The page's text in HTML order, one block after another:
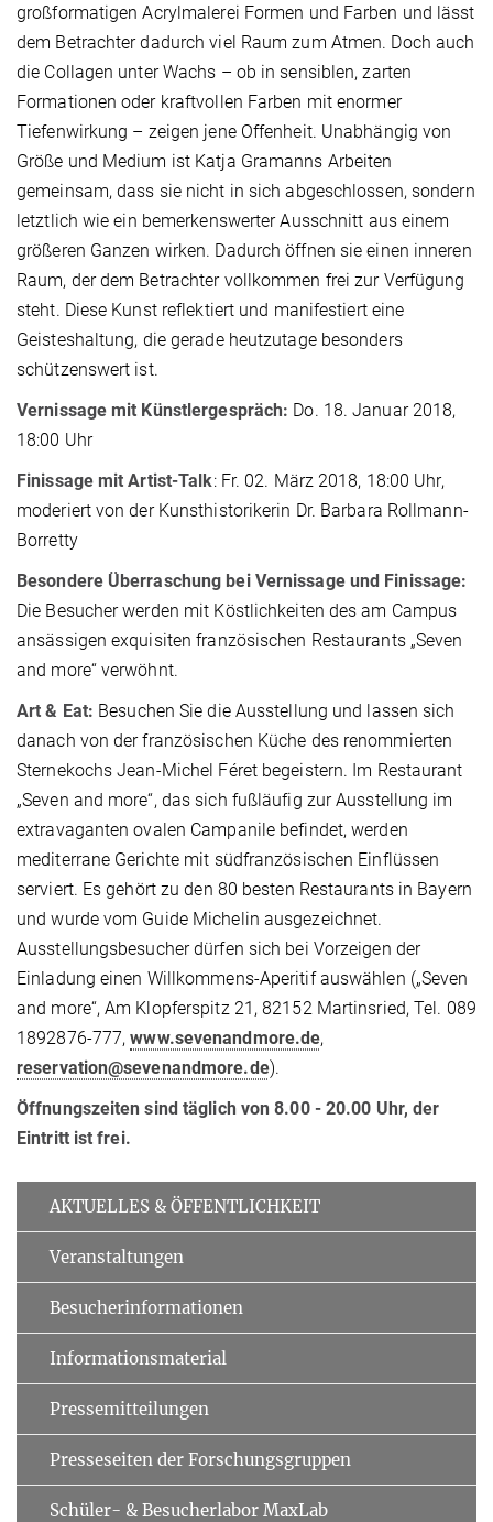
großformatigen Acrylmalerei Formen und Farben und lässt
dem Betrachter dadurch viel Raum zum Atmen. Doch auch
die Collagen unter Wachs – ob in sensiblen, zarten
Formationen oder kraftvollen Farben mit enormer
Tiefenwirkung – zeigen jene Offenheit. Unabhängig von
Größe und Medium ist Katja Gramanns Arbeiten
gemeinsam, dass sie nicht in sich abgeschlossen, sondern
letztlich wie ein bemerkenswerter Ausschnitt aus einem
größeren Ganzen wirken. Dadurch öffnen sie einen inneren
Raum, der dem Betrachter vollkommen frei zur Verfügung
steht. Diese Kunst reflektiert und manifestiert eine
Geisteshaltung, die gerade heutzutage besonders
schützenswert ist.
Vernissage mit Künstlergespräch: Do. 18. Januar 2018,
18:00 Uhr
Finissage mit Artist-Talk: Fr. 02. März 2018, 18:00 Uhr,
moderiert von der Kunsthistorikerin Dr. Barbara Rollmann-
Borretty
Besondere Überraschung bei Vernissage und Finissage:
Die Besucher werden mit Köstlichkeiten des am Campus
ansässigen exquisiten französischen Restaurants „Seven
and more“ verwöhnt.
Art & Eat: Besuchen Sie die Ausstellung und lassen sich
danach von der französischen Küche des renommierten
Sternekochs Jean-Michel Féret begeistern. Im Restaurant
„Seven and more“, das sich fußläufig zur Ausstellung im
extravaganten ovalen Campanile befindet, werden
mediterrane Gerichte mit südfranzösischen Einflüssen
serviert. Es gehört zu den 80 besten Restaurants in Bayern
und wurde vom Guide Michelin ausgezeichnet.
Ausstellungsbesucher dürfen sich bei Vorzeigen der
Einladung einen Willkommens-Aperitif auswählen („Seven
and more“, Am Klopferspitz 21, 82152 Martinsried, Tel. 089
1892876-777,www.sevenandmore.de,
reservation@sevenandmore.de).
Öffnungszeiten sind täglich von 8.00 - 20.00 Uhr, der
Eintritt ist frei.
AKTUELLES & ÖFFENTLICHKEIT
Veranstaltungen
Besucherinformationen
Informationsmaterial
Pressemitteilungen
Presseseiten der Forschungsgruppen
Schüler- & Besucherlabor MaxLab